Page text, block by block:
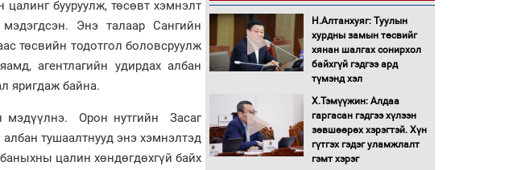
цалинг бууруулж, төсөвт хэмнэлт
Энэ талаар Сангийн
төсвийн тодотгол боловсруулж
агентлагийн удирдах албан
яригдаж байна.
мэдүүлнэ. Орон нутгийн Засаг
тушаалтнууд энэ хэмнэлтэд
цалин хөндөгдөхгүй байх
Сайд нар төсвөө хэрхэн
зарцуулах вэ?
хуралдаан болж байна
Автомашинд улсын
Н.Алтанхуяг: Туулын
хурдны замын төсвийг
хянан шалгах сонирхол
байхгүй гэдгээ ард
түмэнд хэл
Х.Тэмүүжин: Алдаа
гаргасан гэдгээ хүлээн
зөвшөөрөх хэрэгтэй. Хүн
гүтгэх гэдэг уламжлалт
гэмт хэрэг